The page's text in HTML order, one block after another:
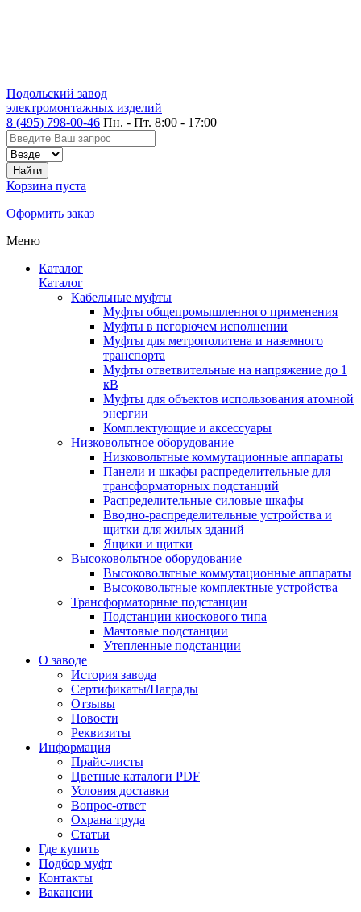
Подольский завод
электромонтажных изделий
8 (495) 798-00-46 Пн. - Пт. 8:00 - 17:00
Корзина пуста
Оформить заказ
Меню
Каталог
Каталог
Кабельные муфты
Муфты общепромышленного применения
Муфты в негорючем исполнении
Муфты для метрополитена и наземного
транспорта
Муфты ответвительные на напряжение до 1
кВ
Муфты для объектов использования атомной
энергии
Комплектующие и аксессуары
Низковольтное оборудование
Низковольтные коммутационные аппараты
Панели и шкафы распределительные для
трансформаторных подстанций
Распределительные силовые шкафы
Вводно-распределительные устройства и
щитки для жилых зданий
Ящики и щитки
Высоковольтное оборудование
Высоковольтные коммутационные аппараты
Высоковольтные комплектные устройства
Трансформаторные подстанции
Подстанции киоскового типа
Мачтовые подстанции
Утепленные подстанции
О заводе
История завода
Сертификаты/Награды
Отзывы
Новости
Реквизиты
Информация
Прайс-листы
Цветные каталоги PDF
Условия доставки
Вопрос-ответ
Охрана труда
Статьи
Где купить
Подбор муфт
Контакты
Вакансии